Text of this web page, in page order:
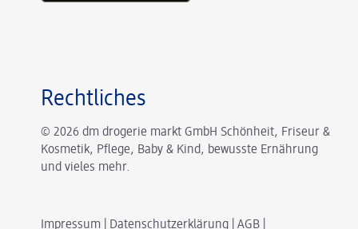
Rechtliches
© 2026 dm drogerie markt GmbH Schönheit, Friseur &
Kosmetik, Pflege, Baby & Kind, bewusste Ernährung
und vieles mehr.
Impressum Datenschutzerklärung AGB